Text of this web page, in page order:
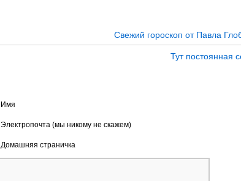
Свежий гороскоп от Павла
Тут постоянная
Имя
Электропочта (мы никому не скажем)
Домашняя страничка